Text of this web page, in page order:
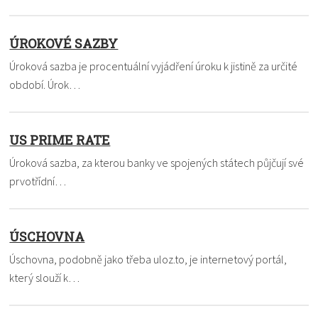
ÚROKOVÉ SAZBY
Úroková sazba je procentuální vyjádření úroku k jistině za určité
období. Úrok…
US PRIME RATE
Úroková sazba, za kterou banky ve spojených státech půjčují své
prvotřídní…
ÚSCHOVNA
Úschovna, podobně jako třeba uloz.to, je internetový portál,
který slouží k…